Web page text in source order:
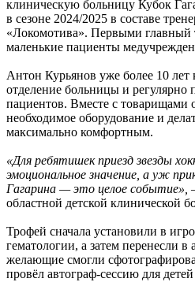
клиническую больницу Кубок
в сезоне 2024/2025 в составе
«Локомотива». Первыми
маленькие пациенты
Антон Курьянов уже более 10 лет
отделение больницы и
пациентов. Вместе с товарищами
необходимое оборудование и
максимально комфортным.
«Для ребятишек приезд звезды
эмоциональное значение, а уж
Гагарина — это целое событие»,
областной детской клинической
Трофей сначала установили в
гематологии, а затем перенесли в
желающие смогли
провёл автограф-сессию для